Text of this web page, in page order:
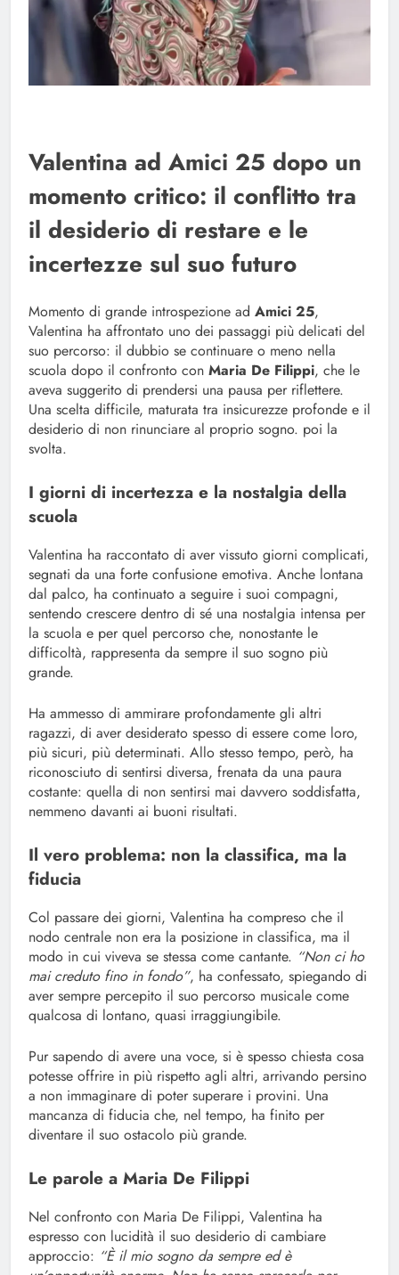
Valentina ad Amici 25 dopo un
momento critico: il conflitto tra
il desiderio di restare e le
incertezze sul suo futuro
Momento di grande introspezione ad Amici 25,
Valentina ha affrontato uno dei passaggi più delicati del
suo percorso: il dubbio se continuare o meno nella
scuola dopo il confronto con Maria De Filippi, che le
aveva suggerito di prendersi una pausa per riflettere.
Una scelta difficile, maturata tra insicurezze profonde e il
desiderio di non rinunciare al proprio sogno. poi la
svolta.
I giorni di incertezza e la nostalgia della
scuola
Valentina ha raccontato di aver vissuto giorni complicati,
segnati da una forte confusione emotiva. Anche lontana
dal palco, ha continuato a seguire i suoi compagni,
sentendo crescere dentro di sé una nostalgia intensa per
la scuola e per quel percorso che, nonostante le
difficoltà, rappresenta da sempre il suo sogno più
grande.
Ha ammesso di ammirare profondamente gli altri
ragazzi, di aver desiderato spesso di essere come loro,
più sicuri, più determinati. Allo stesso tempo, però, ha
riconosciuto di sentirsi diversa, frenata da una paura
costante: quella di non sentirsi mai davvero soddisfatta,
nemmeno davanti ai buoni risultati.
Il vero problema: non la classifica, ma la
fiducia
Col passare dei giorni, Valentina ha compreso che il
nodo centrale non era la posizione in classifica, ma il
modo in cui viveva se stessa come cantante. “Non ci ho
mai creduto fino in fondo”, ha confessato, spiegando di
aver sempre percepito il suo percorso musicale come
qualcosa di lontano, quasi irraggiungibile.
Pur sapendo di avere una voce, si è spesso chiesta cosa
potesse offrire in più rispetto agli altri, arrivando persino
a non immaginare di poter superare i provini. Una
mancanza di fiducia che, nel tempo, ha finito per
diventare il suo ostacolo più grande.
Le parole a Maria De Filippi
Nel confronto con Maria De Filippi, Valentina ha
espresso con lucidità il suo desiderio di cambiare
approccio: “È il mio sogno da sempre ed è